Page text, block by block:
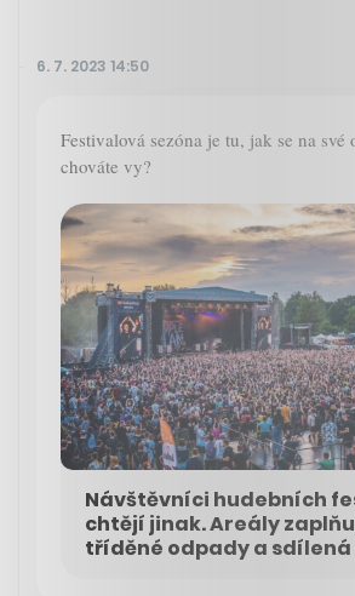
6. 7. 2023 14:50
Festivalová sezóna je tu, jak se na své
chováte vy?
Návštěvníci hudebních
chtějí jinak. Areály
tříděné odpady a sdílená